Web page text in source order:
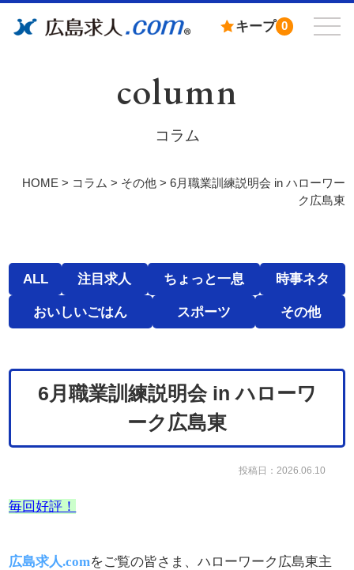
キープ 0
column
コラム
HOME> コラム > その他> 6月職業訓練説明会 in ハローワー
ク広島東
ALL 注目求人 ちょっと一息 時事ネタ
おいしいごはん スポーツ その他
6月職業訓練説明会 in ハローワ
ーク広島東
投稿日：2026.06.10
毎回好評！
広島求人.comをご覧の皆さま、ハローワーク広島東主